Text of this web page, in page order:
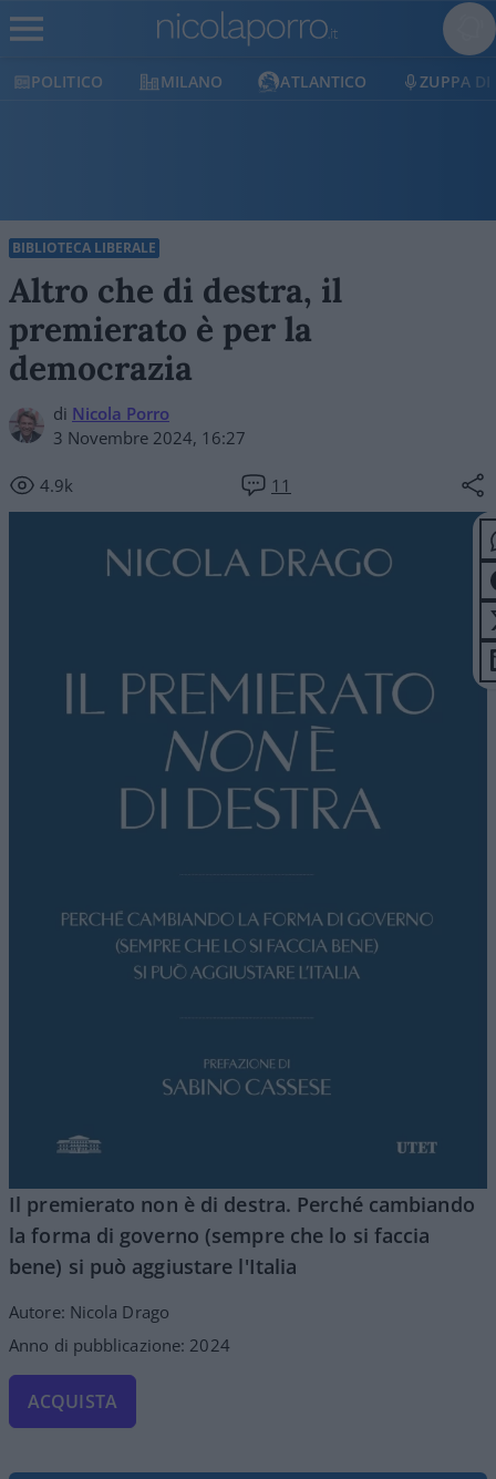
POLITICO MILANO ATLANTICO ZUPPA DI
BIBLIOTECA LIBERALE
Altro che di destra, il
premierato è per la
democrazia
di Nicola Porro
3 Novembre 2024, 16:27
4.9k 11
Il premierato non è di destra. Perché cambiando
la forma di governo (sempre che lo si faccia
bene) si può aggiustare l'Italia
Autore: Nicola Drago
Anno di pubblicazione: 2024
ACQUISTA